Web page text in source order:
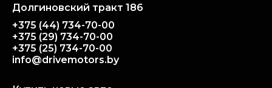
передний привод
117 974 км
серебристый
Подробнее
механическая
передний привод
82 645 км
коричневый
Подробнее
передний привод
139 250 км
Подробнее
Долгиновский тракт 186
+375 (44) 734-70-00
+375 (29) 734-70-00
+375 (25) 734-70-00
info@drivemotors.by